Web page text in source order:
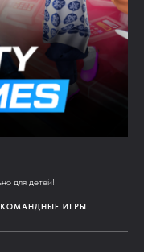
для детей!
КОМАНДНЫЕ ИГРЫ